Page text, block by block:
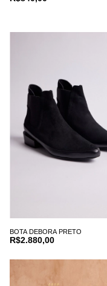
BOTA DEBORA PRETO
R$2.880,00